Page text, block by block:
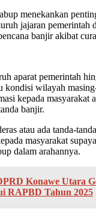
menekankan
jajaran pemerintah
banjir akibat
aparat pemerintah
kondisi wilayah
kepada masyarakat
banjir.
atau ada tanda-
masyarakat
dalam arahannya.
Konawe Utara
RAPBD Tahun 2025